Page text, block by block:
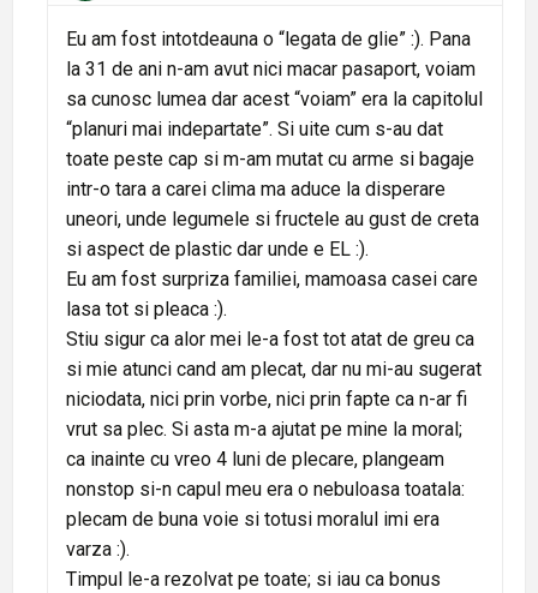
Eu am fost intotdeauna o “legata de glie” :). Pana
la 31 de ani n-am avut nici macar pasaport, voiam
sa cunosc lumea dar acest “voiam” era la capitolul
“planuri mai indepartate”. Si uite cum s-au dat
toate peste cap si m-am mutat cu arme si bagaje
intr-o tara a carei clima ma aduce la disperare
uneori, unde legumele si fructele au gust de creta
si aspect de plastic dar unde e EL :).
Eu am fost surpriza familiei, mamoasa casei care
lasa tot si pleaca :).
Stiu sigur ca alor mei le-a fost tot atat de greu ca
si mie atunci cand am plecat, dar nu mi-au sugerat
niciodata, nici prin vorbe, nici prin fapte ca n-ar fi
vrut sa plec. Si asta m-a ajutat pe mine la moral;
ca inainte cu vreo 4 luni de plecare, plangeam
nonstop si-n capul meu era o nebuloasa toatala:
plecam de buna voie si totusi moralul imi era
varza :).
Timpul le-a rezolvat pe toate; si iau ca bonus